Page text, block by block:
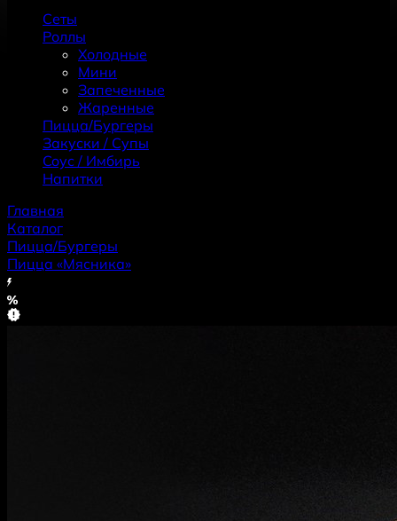
Сеты
Роллы
Холодные
Мини
Запеченные
Жаренные
Пицца/Бургеры
Закуски / Супы
Coус / Имбирь
Haпитки
Главная
Каталог
Пицца/Бургеры
Пицца «Мясника»